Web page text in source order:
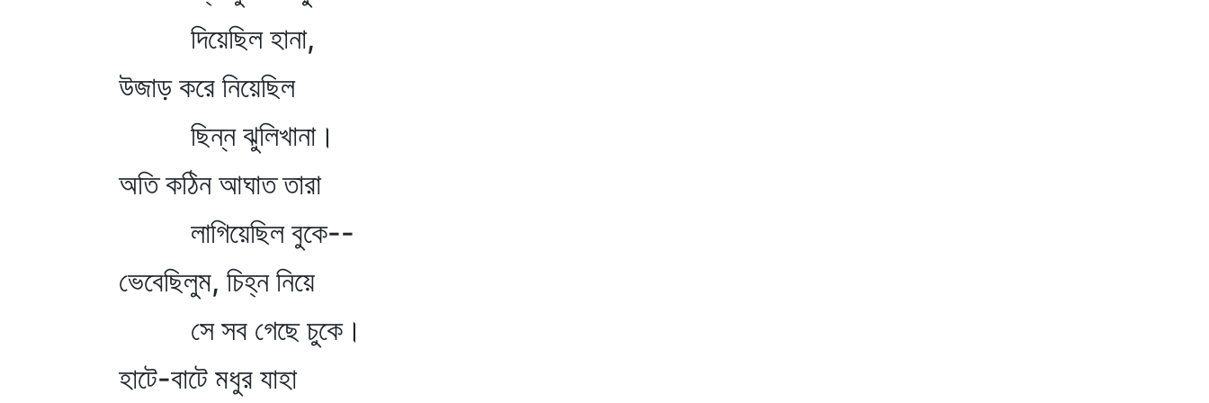
দিয়েছিল হানা,
উজাড় করে নিয়েছিল
ছিন্ন ঝুলিখানা।
অতি কঠিন আঘাত তারা
লাগিয়েছিল বুকে--
ভেবেছিলুম, চিহ্ন নিয়ে
সে সব গেছে চুকে।
হাটে-বাটে মধুর যাহা